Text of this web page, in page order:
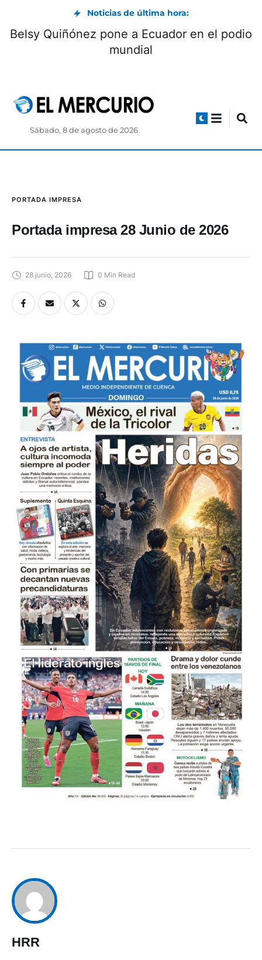
Noticias de última hora:
Belsy Quiñónez pone a Ecuador en el podio
mundial
Sábado, 8 de agosto de 2026
PORTADA IMPRESA
Portada impresa 28 Junio de 2026
28 junio, 2026 0 Min Read
HRR